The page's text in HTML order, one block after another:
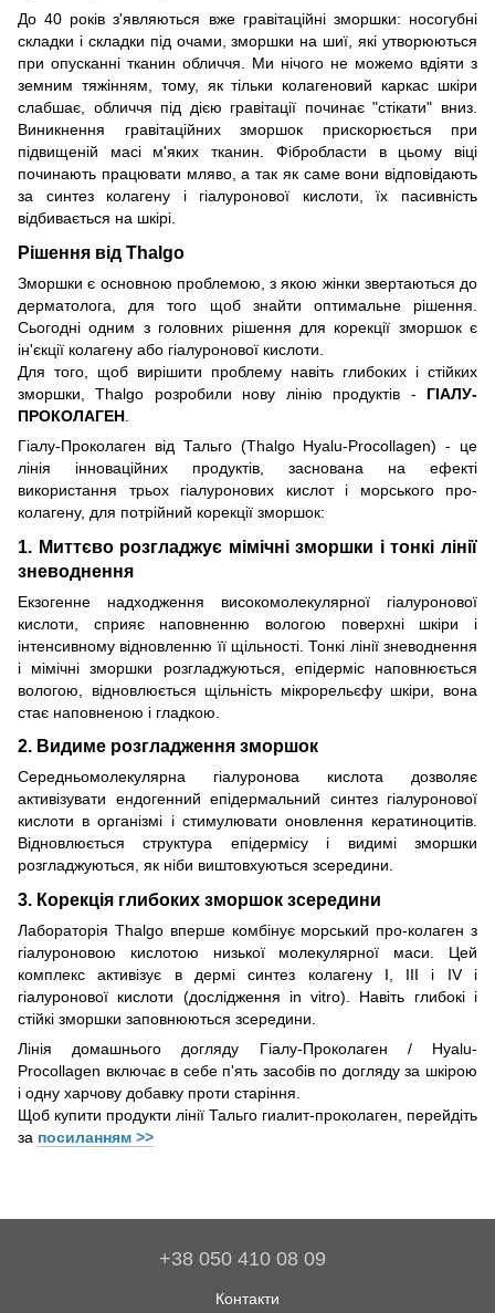
До 40 років з'являються вже гравітаційні зморшки: носогубні
складки і складки під очами, зморшки на шиї, які утворюються
при опусканні тканин обличчя. Ми нічого не можемо вдіяти з
земним тяжінням, тому, як тільки колагеновий каркас шкіри
слабшає, обличчя під дією гравітації починає "стікати" вниз.
Виникнення гравітаційних зморшок прискорюється при
підвищеній масі м'яких тканин. Фібробласти в цьому віці
починають працювати мляво, а так як саме вони відповідають
за синтез колагену і гіалуронової кислоти, їх пасивність
відбивається на шкірі.
Рішення від Thalgo
Зморшки є основною проблемою, з якою жінки звертаються до
дерматолога, для того щоб знайти оптимальне рішення.
Сьогодні одним з головних рішення для корекції зморшок є
ін'єкції колагену або гіалуронової кислоти.
Для того, щоб вирішити проблему навіть глибоких і стійких
зморшки, Thalgo розробили нову лінію продуктів - ГІАЛУ-
ПРОКОЛАГЕН
Гіалу-Проколаген від Тальго (Thalgo Hyalu-Procollagen) - це
лінія інноваційних продуктів, заснована на ефекті
використання трьох гіалуронових кислот і морського про-
колагену, для потрійний корекції зморшок:
1. Миттєво розгладжує мімічні зморшки і тонкі лінії
зневоднення
Екзогенне надходження високомолекулярної гіалуронової
кислоти, сприяє наповненню вологою поверхні шкіри і
інтенсивному відновленню її щільності. Тонкі лінії зневоднення
і мімічні зморшки розгладжуються, епідерміс наповнюється
вологою, відновлюється щільність мікрорельєфу шкіри, вона
стає наповненою і гладкою.
2. Видиме розгладження зморшок
Середньомолекулярна гіалуронова кислота дозволяє
активізувати ендогенний епідермальний синтез гіалуронової
кислоти в організмі і стимулювати оновлення кератиноцитів.
Відновлюється структура епідермісу і видимі зморшки
розгладжуються, як ніби виштовхуються зсередини.
3. Корекція глибоких зморшок зсередини
Лабораторія Thalgo вперше комбінує морський про-колаген з
гіалуроновою кислотою низької молекулярної маси. Цей
комплекс активізує в дермі синтез колагену I, III і IV і
гіалуронової кислоти (дослідження in vitro). Навіть глибокі і
стійкі зморшки заповнюються зсередини.
Лінія домашнього догляду Гіалу-Проколаген / Hyalu-
Procollagen включає в себе п'ять засобів по догляду за шкірою
і одну харчову добавку проти старіння.
Щоб купити продукти лінії Тальго гиалит-проколаген, перейдіть
за посиланням >>
+38 050 410 08 09
Контакти